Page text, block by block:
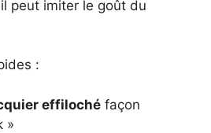
peut imiter le goût du
:
effiloché façon
»